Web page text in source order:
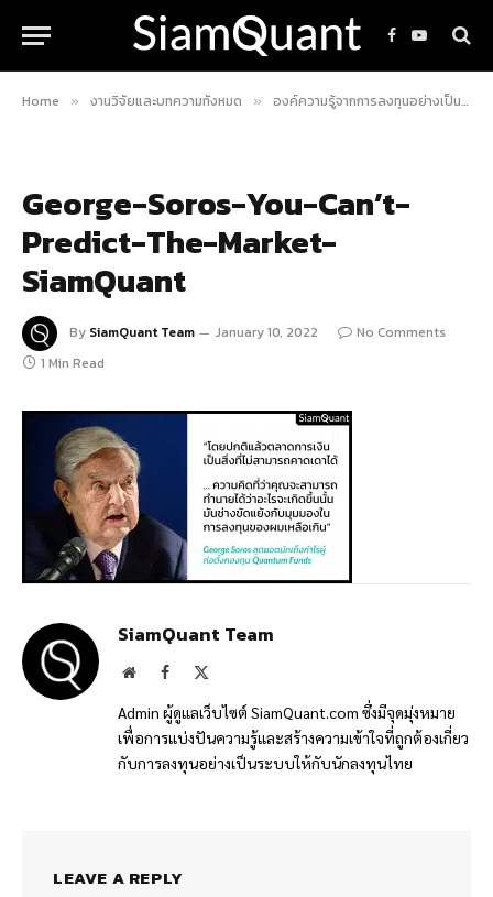
Facebook
YouTube
Home » งานวิจัยและบทความทั้งหมด » องค์ความรู้จากการลงทุนอย่างเป็นระบบ
George-Soros-You-Can’t-
Predict-The-Market-
SiamQuant
By SiamQuant Team January 10, 2022
No Comments
1 Min Read
SiamQuant Team
WebsiteFacebook
Admin ผู้ดูแลเว็บไซต์ SiamQuant.com ซึ่งมีจุดมุ่งหมาย
เพื่อการแบ่งปันความรู้และสร้างความเข้าใจที่ถูกต้องเกี่ยว
กับการลงทุนอย่างเป็นระบบให้กับนักลงทุนไทย
LEAVE A REPLY